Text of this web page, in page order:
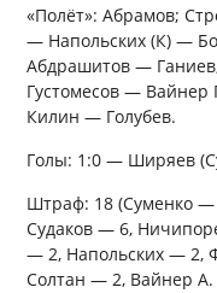
«Полёт»: Абрамов;
— Напольских (К) —
Абдрашитов —
Густомесов —
Килин — Голубев.
Голы: 1:0 — Ширяев
Штраф: 18 (Суменко
Судаков — 6,
— 2, Напольских — 2,
Солтан — 2, Вайнер